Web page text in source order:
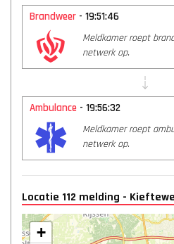
Brandweer - 19:51:46
Meldkamer roept
netwerk op.
Ambulance - 19:56:32
Meldkamer roept
netwerk op.
Locatie 112 melding -
+